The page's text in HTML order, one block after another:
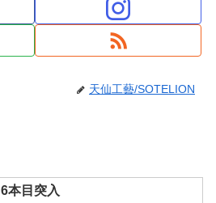
天仙工藝/SOTELION
6本目突入